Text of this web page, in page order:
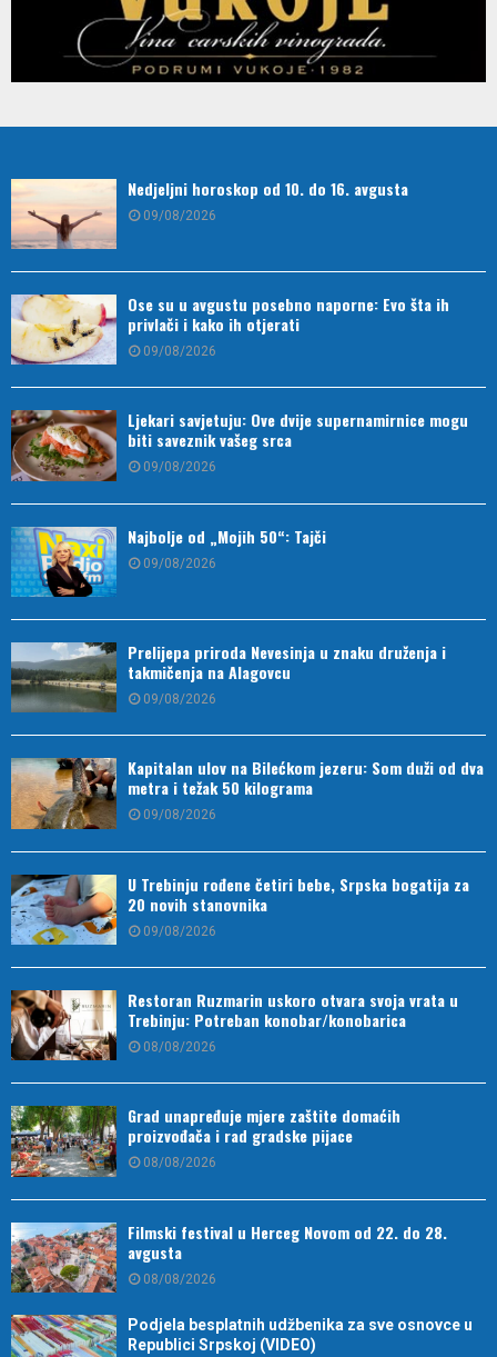
Nedjeljni horoskop od 10. do 16. avgusta
09/08/2026
Ose su u avgustu posebno naporne: Evo šta ih
privlači i kako ih otjerati
09/08/2026
Ljekari savjetuju: Ove dvije supernamirnice mogu
biti saveznik vašeg srca
09/08/2026
Najbolje od „Mojih 50“: Tajči
09/08/2026
Prelijepa priroda Nevesinja u znaku druženja i
takmičenja na Alagovcu
09/08/2026
Kapitalan ulov na Bilećkom jezeru: Som duži od dva
metra i težak 50 kilograma
09/08/2026
U Trebinju rođene četiri bebe, Srpska bogatija za
20 novih stanovnika
09/08/2026
Restoran Ruzmarin uskoro otvara svoja vrata u
Trebinju: Potreban konobar/konobarica
08/08/2026
Grad unapređuje mjere zaštite domaćih
proizvođača i rad gradske pijace
08/08/2026
Filmski festival u Herceg Novom od 22. do 28.
avgusta
08/08/2026
Podjela besplatnih udžbenika za sve osnovce u
Republici Srpskoj (VIDEO)